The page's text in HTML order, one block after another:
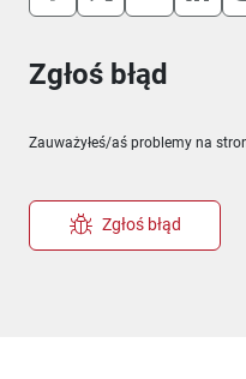
Zgłoś błąd
Zauważyłeś/aś problemy na
Zgłoś błąd